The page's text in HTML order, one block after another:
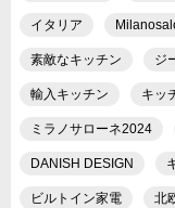
イタリア
素敵なキッチン ジ
輸入キッチン キッ
ミラノサローネ2024
DANISH DESIGN
ビルトイン家電 北